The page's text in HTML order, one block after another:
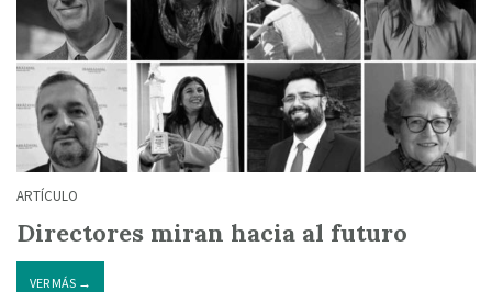
ARTÍCULO
Directores miran hacia al futuro
VER MÁS →